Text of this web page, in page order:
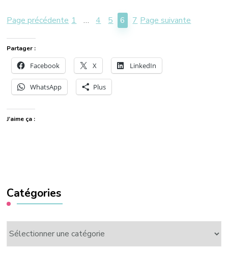
Page précédente 1 … 4 5 6 7 Page suivante
Partager :
Facebook X LinkedIn
WhatsApp Plus
J’aime ça :
Catégories
Catégories